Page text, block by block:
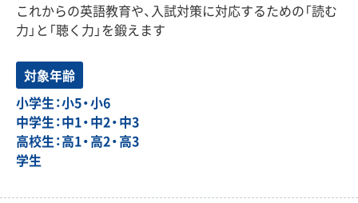
これからの英語教育や、入試対策に対応するための「読む
力」と「聴く力」を鍛えます
対象年齢
小学生：小5・小6
中学生：中1・中2・中3
高校生：高1・高2・高3
学生